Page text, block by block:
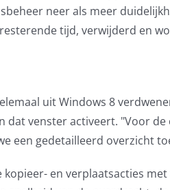
neer als meer
tijd, verwijderd en
uit Windows 8
dat venster activeert. "Voor
een gedetailleerd overzicht
en verplaatsacties